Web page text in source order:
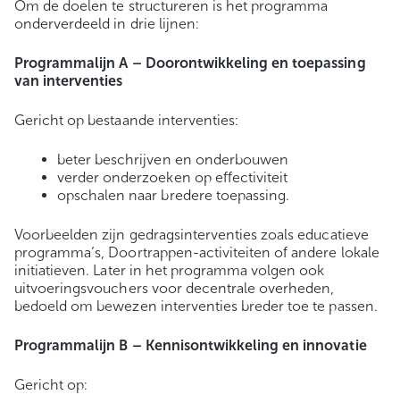
Om de doelen te structureren is het programma
onderverdeeld in drie lijnen:
Programmalijn A – Doorontwikkeling en toepassing
van interventies
Gericht op bestaande interventies:
beter beschrijven en onderbouwen
verder onderzoeken op effectiviteit
opschalen naar bredere toepassing.
Voorbeelden zijn gedragsinterventies zoals educatieve
programma’s, Doortrappen-activiteiten of andere lokale
initiatieven. Later in het programma volgen ook
uitvoeringsvouchers voor decentrale overheden,
bedoeld om bewezen interventies breder toe te passen.
Programmalijn B – Kennisontwikkeling en innovatie
Gericht op: